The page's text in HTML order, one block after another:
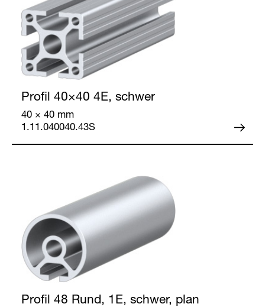
Profil 40×40 4E, schwer
40 × 40 mm
1.11.040040.43S
Profil 48 Rund, 1E, schwer, plan